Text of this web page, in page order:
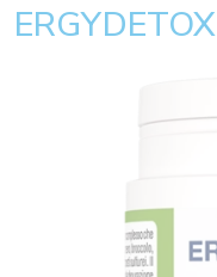
ERGYDETOX